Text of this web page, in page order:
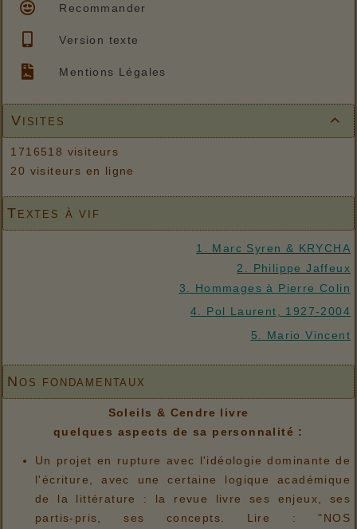
Recommander
Version texte
Mentions Légales

Visites
1716518 visiteurs
20 visiteurs en ligne
Textes à vif
1. Marc Syren & KRYCHA
2. Philippe Jaffeux
3. Hommages à Pierre Colin
4. Pol Laurent, 1927-2004
5. Mario Vincent
Nos fondamentaux
Soleils & Cendre livre
quelques aspects de sa personnalité :
Un projet en rupture avec l'idéologie dominante de
l'écriture, avec une certaine logique académique
de la littérature : la revue livre ses enjeux, ses
partis-pris, ses concepts. Lire : "NOS